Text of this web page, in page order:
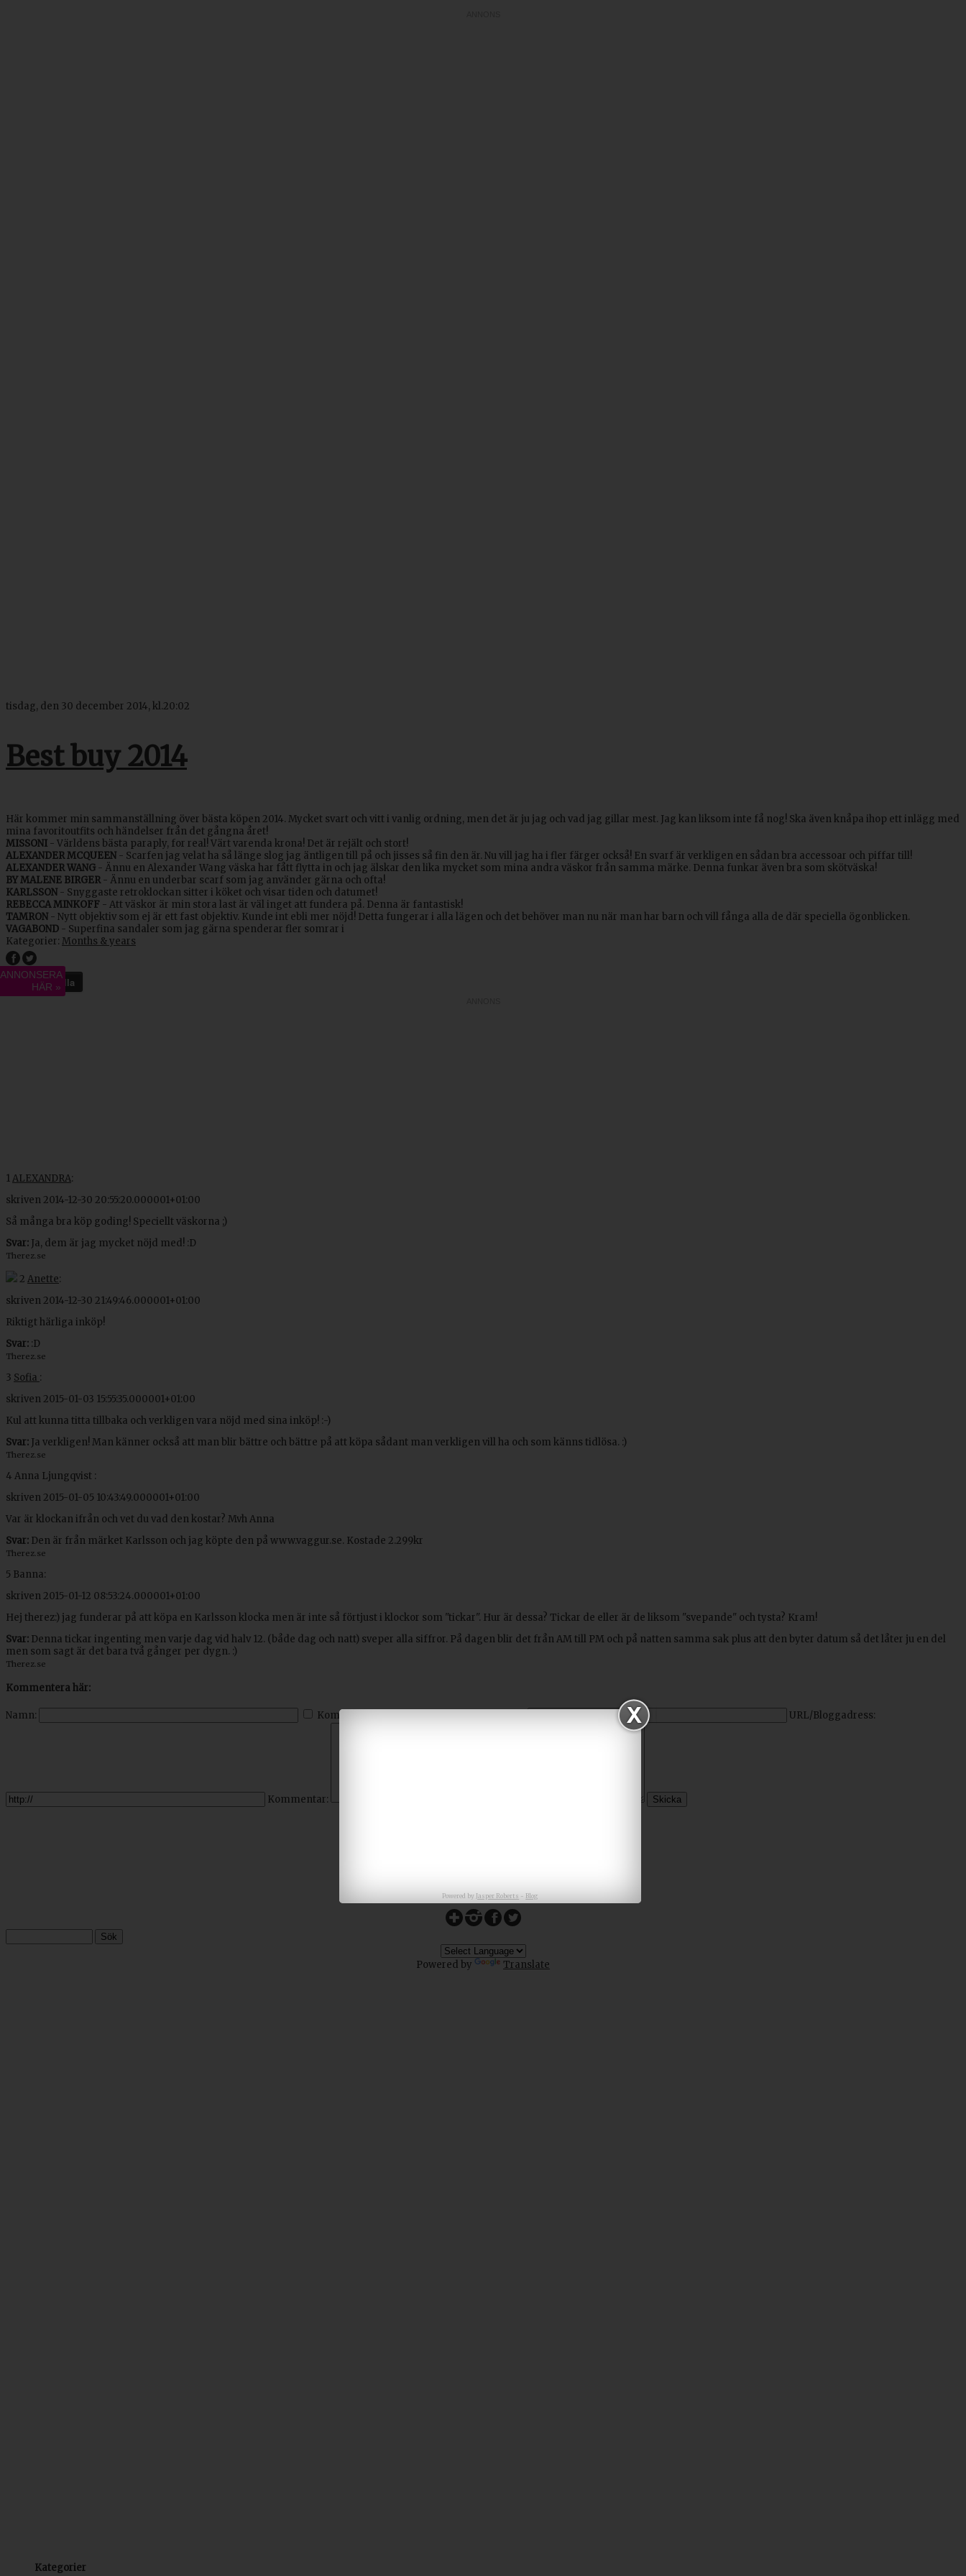
Powered by Jasper Roberts - Blog
tisdag, den 30 december 2014, kl.20:02
Best buy 2014
Här kommer min sammanställning över bästa köpen 2014. Mycket svart och vitt i vanlig ordning, men det är ju jag och vad jag gillar mest. Jag kan liksom inte få nog! Ska även knåpa ihop ett inlägg med
mina favoritoutfits och händelser från det gångna året!
MISSONI - Världens bästa paraply, for real! Värt varenda krona! Det är rejält och stort!
ALEXANDER MCQUEEN - Scarfen jag velat ha så länge slog jag äntligen till på och jisses så fin den är. Nu vill jag ha i fler färger också! En svarf är verkligen en sådan bra accessoar och piffar till!
ALEXANDER WANG - Ännu en Alexander Wang väska har fått flytta in och jag älskar den lika mycket som mina andra väskor från samma märke. Denna funkar även bra som skötväska!
BY MALENE BIRGER- Ännu en underbar scarf som jag använder gärna och ofta!
KARLSSON - Snyggaste retroklockan sitter i köket och visar tiden och datumet!
REBECCA MINKOFF - Att väskor är min stora last är väl inget att fundera på. Denna är fantastisk!
TAMRON - Nytt objektiv som ej är ett fast objektiv. Kunde int ebli mer nöjd! Detta fungerar i alla lägen och det behöver man nu när man har barn och vill fånga alla de där speciella ögonblicken.
VAGABOND - Superfina sandaler som jag gärna spenderar fler somrar i
Kategorier: Months & years
5 Gilla
1ALEXANDRA:
skriven 2014-12-30 20:55:20.000001+01:00
Så många bra köp goding! Speciellt väskorna ;)
Svar: Ja, dem är jag mycket nöjd med! :D
Therez.se
2 Anette:
skriven 2014-12-30 21:49:46.000001+01:00
Riktigt härliga inköp!
Svar: :D
Therez.se
3 Sofia :
skriven 2015-01-03 15:55:35.000001+01:00
Kul att kunna titta tillbaka och verkligen vara nöjd med sina inköp! :-)
Svar: Ja verkligen! Man känner också att man blir bättre och bättre på att köpa sådant man verkligen vill ha och som känns tidlösa. :)
Therez.se
4 Anna Ljungqvist :
skriven 2015-01-05 10:43:49.000001+01:00
Var är klockan ifrån och vet du vad den kostar? Mvh Anna
Svar: Den är från märket Karlsson och jag köpte den på www.vaggur.se. Kostade 2.299kr
Therez.se
5 Banna:
skriven 2015-01-12 08:53:24.000001+01:00
Hej therez:) jag funderar på att köpa en Karlsson klocka men är inte så förtjust i klockor som "tickar". Hur är dessa? Tickar de eller är de liksom "svepande" och tysta? Kram!
Svar: Denna tickar ingenting men varje dag vid halv 12. (både dag och natt) sveper alla siffror. På dagen blir det från AM till PM och på natten samma sak plus att den byter datum så det låter ju en del
men som sagt är det bara två gånger per dygn. :)
Therez.se
Kommentera här:
Namn: Kom ihåg mig? URL/Bloggadress:
Kommentar:
Powered by Translate
Kategorier
ANNONSERA
HÄR »